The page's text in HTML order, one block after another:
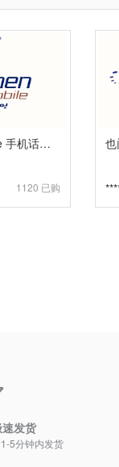
也门Yemen Mobile 手机话费流量充值 [自动发货]
1120 已购
发货
5分钟内发货